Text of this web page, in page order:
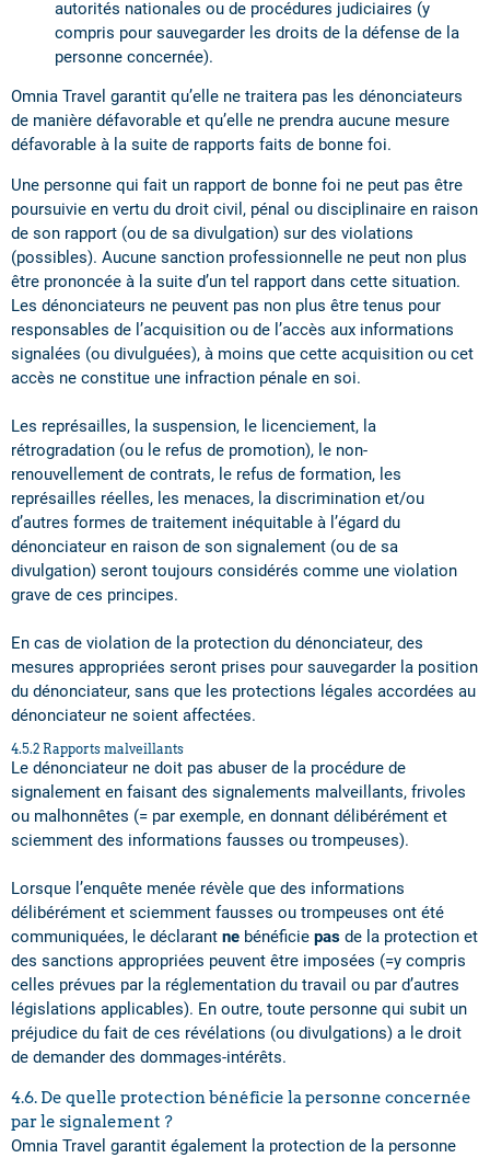
autorités nationales ou de procédures judiciaires (y
compris pour sauvegarder les droits de la défense de la
personne concernée).
Omnia Travel garantit qu’elle ne traitera pas les dénonciateurs
de manière défavorable et qu’elle ne prendra aucune mesure
défavorable à la suite de rapports faits de bonne foi.
Une personne qui fait un rapport de bonne foi ne peut pas être
poursuivie en vertu du droit civil, pénal ou disciplinaire en raison
de son rapport (ou de sa divulgation) sur des violations
(possibles). Aucune sanction professionnelle ne peut non plus
être prononcée à la suite d’un tel rapport dans cette situation.
Les dénonciateurs ne peuvent pas non plus être tenus pour
responsables de l’acquisition ou de l’accès aux informations
signalées (ou divulguées), à moins que cette acquisition ou cet
accès ne constitue une infraction pénale en soi.
Les représailles, la suspension, le licenciement, la
rétrogradation (ou le refus de promotion), le non-
renouvellement de contrats, le refus de formation, les
représailles réelles, les menaces, la discrimination et/ou
d’autres formes de traitement inéquitable à l’égard du
dénonciateur en raison de son signalement (ou de sa
divulgation) seront toujours considérés comme une violation
grave de ces principes.
En cas de violation de la protection du dénonciateur, des
mesures appropriées seront prises pour sauvegarder la position
du dénonciateur, sans que les protections légales accordées au
dénonciateur ne soient affectées.
4.5.2 Rapports malveillants
Le dénonciateur ne doit pas abuser de la procédure de
signalement en faisant des signalements malveillants, frivoles
ou malhonnêtes (= par exemple, en donnant délibérément et
sciemment des informations fausses ou trompeuses).
Lorsque l’enquête menée révèle que des informations
délibérément et sciemment fausses ou trompeuses ont été
communiquées, le déclarant ne bénéficie pas de la protection et
des sanctions appropriées peuvent être imposées (=y compris
celles prévues par la réglementation du travail ou par d’autres
législations applicables). En outre, toute personne qui subit un
préjudice du fait de ces révélations (ou divulgations) a le droit
de demander des dommages-intérêts.
4.6. De quelle protection bénéficie la personne concernée
par le signalement ?
Omnia Travel garantit également la protection de la personne